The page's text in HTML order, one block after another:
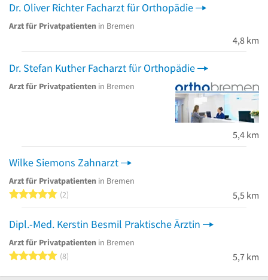
Dr. Oliver Richter Facharzt für Orthopädie
Arzt für Privatpatienten in Bremen
4,8 km
Dr. Stefan Kuther Facharzt für Orthopädie
Arzt für Privatpatienten in Bremen
5,4 km
Wilke Siemons Zahnarzt
Arzt für Privatpatienten in Bremen
5 von 5 Sternen
2 5,5 km
Dipl.-Med. Kerstin Besmil Praktische Ärztin
Arzt für Privatpatienten in Bremen
5 von 5 Sternen
8 5,7 km